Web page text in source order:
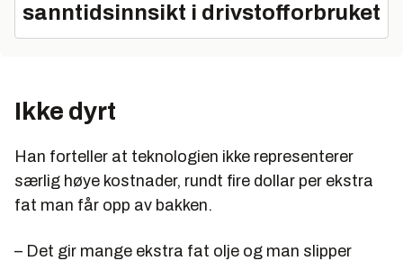
sanntidsinnsikt i drivstofforbruket
Ikke dyrt
Han forteller at teknologien ikke representerer
særlig høye kostnader, rundt fire dollar per ekstra
fat man får opp av bakken.
– Det gir mange ekstra fat olje og man slipper